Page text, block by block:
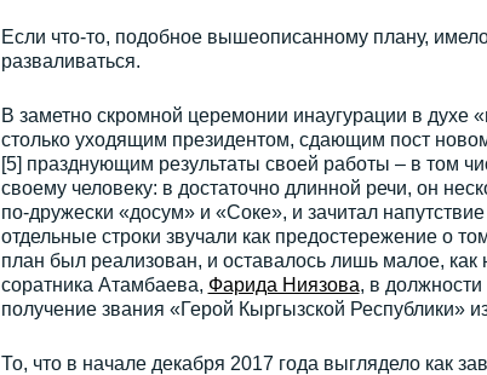
Если что-то, подобное вышеописанному плану,
разваливаться.
В заметно скромной церемонии инаугурации в духе
столько уходящим президентом, сдающим пост
[5] празднующим результаты своей работы – в том
своему человеку: в достаточно длинной речи, он
по-дружески «досум» и «Соке», и зачитал
отдельные строки звучали как предостережение о
план был реализован, и оставалось лишь малое,
соратника Атамбаева, Фарида Ниязова, в должности
получение звания «Герой Кыргызской Республики»
То, что в начале декабря 2017 года выглядело как